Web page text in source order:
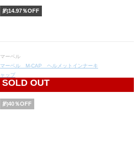
約14.97％OFF
SOLD OUT
マーベル
マーベル M-CAP ヘルメットインナーキ
ャップ
1,680
約40％OFF